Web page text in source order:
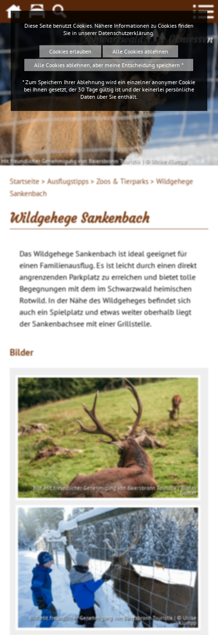
Schwarzwald Geniessen
Mit freundlicher Genehmigung von Baiersbronn Touristik | © Ulrike Klumpp
Startseite > Ausflugstipps > Zoos & Tierparks > Wildgehege
Sankenbach
Wildgehege Sankenbach
Das Wildgehege Sankenbach ist ideal geeignet für
einen Familienausflug. Es ist leicht durch einen direkt
angrenzenden Parkplatz zu erreichen und bietet tolle
Begegnungen mit dem im Schwarzwald heimischen
Rotwild. In der Nähe des Wildgeheges befindet sich
auch ein Spielplatz und etwas weiter oberhalb liegt
der Sankenbachsee mit einer Grillstelle.
Bilder
Bild: Mit freundlicher Genehmigung von Baiersbronn Touristik | © Max
Günter
Bild: Mit freundlicher Genehmigung von Baiersbronn Touristik | © Ulrike
Klumpp
Diese Seite benutzt Cookies. Nähere Informationen zu Cookies finden
Sie in unserer Datenschutzerklärung.
Cookies erlauben
Alle Cookies ablehnen
Alle Cookies ablehnen, aber meine Entscheidung speichern *
* Zum Speichern Ihrer Ablehnung wird ein einzelner anonymer Cookie
bei Ihnen gesetzt, der 30 Tage gültig ist und der keinerlei persönliche
Daten über Sie enthält.